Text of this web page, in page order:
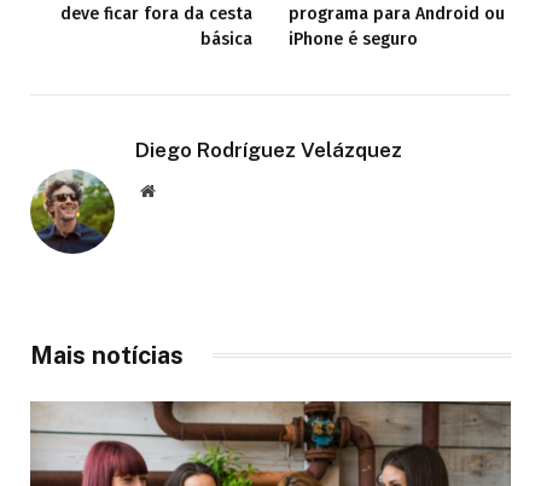
deve ficar fora da cesta
básica
programa para Android ou
iPhone é seguro
Diego Rodríguez Velázquez
Website
Mais notícias